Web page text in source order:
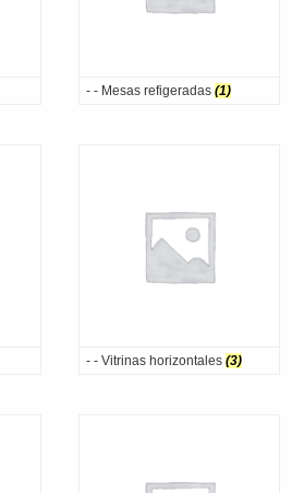
- - Mesas refigeradas (1)
- - Vitrinas horizontales (3)